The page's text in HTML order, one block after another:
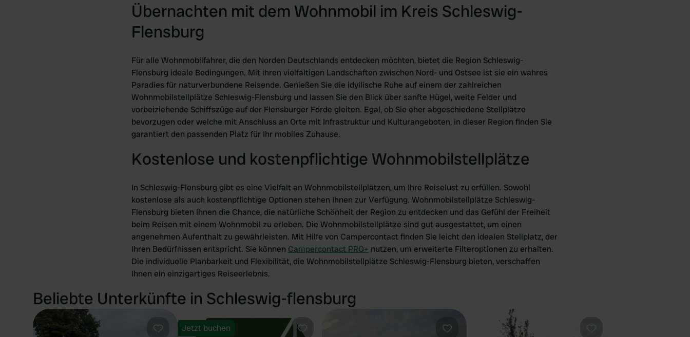
Übernachten mit dem Wohnmobil im Kreis Schleswig-
Flensburg
Für alle Wohnmobilfahrer, die den Norden Deutschlands entdecken möchten, bietet die Region Schleswig-
Flensburg ideale Bedingungen. Mit ihren vielfältigen Landschaften zwischen Nord- und Ostsee ist sie ein wahres
Paradies für naturverbundene Reisende. Genießen Sie die idyllische Ruhe auf einem der zahlreichen
Wohnmobilstellplätze Schleswig-Flensburg und lassen Sie den Blick über sanfte Hügel, weite Felder und
vorbeiziehende Schiffszüge auf der Flensburger Förde gleiten. Egal, ob Sie eher abgeschiedene Stellplätze
bevorzugen oder welche mit Anschluss an Orte mit Infrastruktur und Kulturangeboten, in dieser Region finden Sie
garantiert den passenden Platz für Ihr mobiles Zuhause.
Kostenlose und kostenpflichtige Wohnmobilstellplätze
In Schleswig-Flensburg gibt es eine Vielfalt an Wohnmobilstellplätzen, um Ihre Reiselust zu erfüllen. Sowohl
kostenlose als auch kostenpflichtige Optionen stehen Ihnen zur Verfügung. Wohnmobilstellplätze Schleswig-
Flensburg bieten Ihnen die Chance, die natürliche Schönheit der Region zu entdecken und das Gefühl der Freiheit
beim Reisen mit einem Wohnmobil zu erleben. Die Wohnmobilstellplätze sind gut ausgestattet, um einen
angenehmen Aufenthalt zu gewährleisten. Mit Hilfe von Campercontact finden Sie leicht den idealen Stellplatz, der
Ihren Bedürfnissen entspricht. Sie können Campercontact PRO+ nutzen, um erweiterte Filteroptionen zu erhalten.
Die individuelle Planbarkeit und Flexibilität, die Wohnmobilstellplätze Schleswig-Flensburg bieten, verschaffen
Ihnen ein einzigartiges Reiseerlebnis.
Beliebte Unterkünfte in Schleswig-flensburg
Jetzt buchen